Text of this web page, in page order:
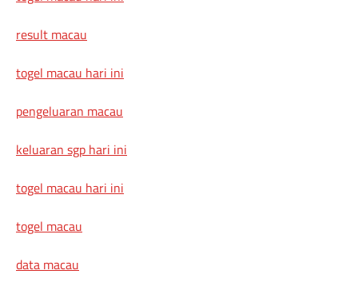
result macau
togel macau hari ini
pengeluaran macau
keluaran sgp hari ini
togel macau hari ini
togel macau
data macau